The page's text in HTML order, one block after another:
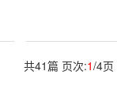
共41篇 页次:1/4页